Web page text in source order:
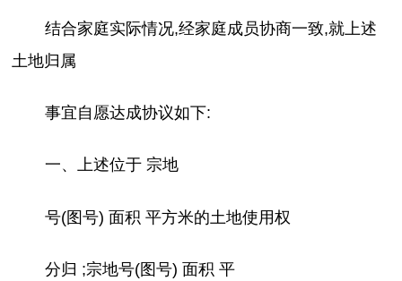
结合家庭实际情况,经家庭成员协商一致,就上述
土地归属
事宜自愿达成协议如下:
一、上述位于 宗地
号(图号) 面积 平方米的土地使用权
分归 ;宗地号(图号) 面积 平